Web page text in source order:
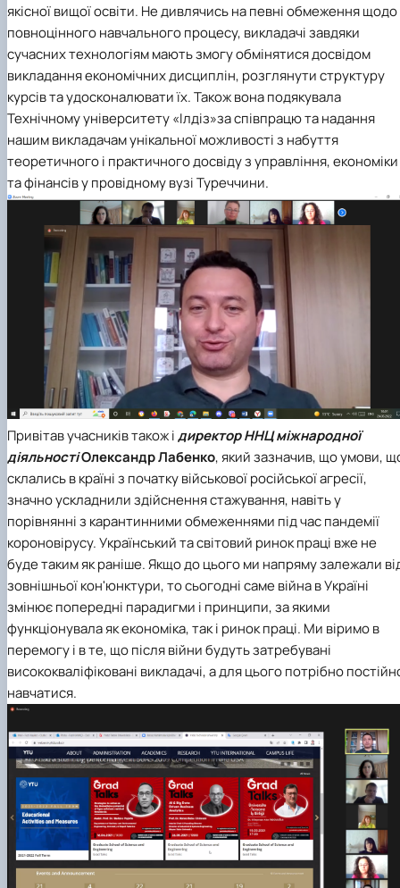
якісної вищої освіти. Не дивлячись на певні обмеження щодо
повноцінного навчального процесу, викладачі завдяки
сучасних технологіям мають змогу обмінятися досвідом
викладання економічних дисциплін, розглянути структуру
курсів та удосконалювати їх. Також вона подякувала
Технічному університету «Ілдіз»за співпрацю та надання
нашим викладачам унікальної можливості з набуття
теоретичного і практичного досвіду з управління, економіки
та фінансів у провідному вузі Туреччини.
Привітав учасників також ідиректор ННЦ міжнародної
діяльностіОлександр Лабенко, який зазначив, що умови,
склались в країні з початку військової російської агресії,
значно ускладнили здійснення стажування, навіть у
порівнянні з карантинними обмеженнями під час пандемії
короновірусу. Український та світовий ринок праці вже не
буде таким як раніше. Якщо до цього ми напряму залежали
зовнішньої кон'юнктури, то сьогодні саме війна в Україні
змінює попередні парадигми і принципи, за якими
функціонувала як економіка, так і ринок праці. Ми віримо в
перемогу і в те, що після війни будуть затребувані
висококваліфіковані викладачі, а для цього потрібно
навчатися.